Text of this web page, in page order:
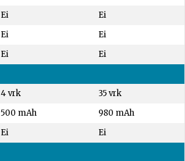
Ei
Ei
Ei
Ei
Ei
Ei
4 vrk
35 vrk
500 mAh
980 mAh
Ei
Ei